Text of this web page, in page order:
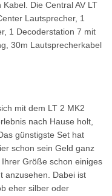
Die Central AV LT
Lautsprecher, 1
1 Decoderstation 7 mit
30m Lautsprecherkabel
mit dem LT 2 MK2
nach Hause holt,
günstigste Set hat
schon sein Geld ganz
Größe schon einiges
anzusehen. Dabei ist
eher silber oder